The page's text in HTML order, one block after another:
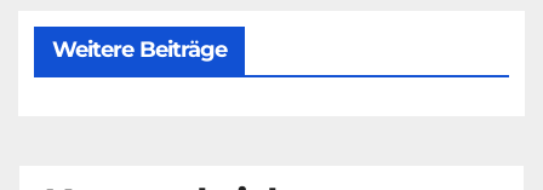
Weitere Beiträge